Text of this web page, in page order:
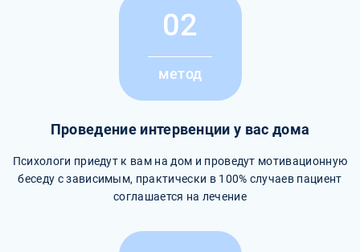
02
метод
Проведение интервенции у вас дома
Психологи приедут к вам на дом и проведут мотивационную
беседу с зависимым, практически в 100% случаев пациент
соглашается на лечение